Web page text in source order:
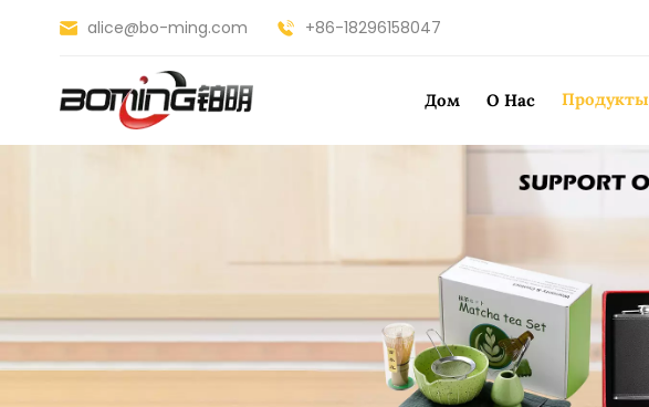
alice@bo-ming.com +86-18296158047
Дом О Нас Продукты